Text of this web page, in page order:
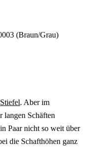
(Braun/Grau)
Stiefel. Aber im
langen Schäften
Paar nicht so weit über
die Schafthöhen ganz